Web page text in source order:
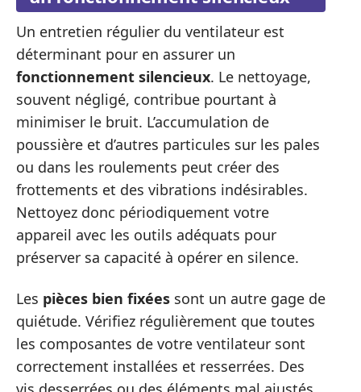
Un entretien régulier du ventilateur est
déterminant pour en assurer un
fonctionnement silencieux. Le nettoyage,
souvent négligé, contribue pourtant à
minimiser le bruit. L’accumulation de
poussière et d’autres particules sur les pales
ou dans les roulements peut créer des
frottements et des vibrations indésirables.
Nettoyez donc périodiquement votre
appareil avec les outils adéquats pour
préserver sa capacité à opérer en silence.
Les pièces bien fixées sont un autre gage de
quiétude. Vérifiez régulièrement que toutes
les composantes de votre ventilateur sont
correctement installées et resserrées. Des